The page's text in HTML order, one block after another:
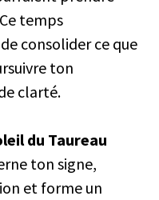
temps
consolider ce que
ton
clarté.
du Taureau
ton signe,
et forme un